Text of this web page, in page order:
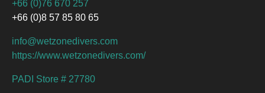
+66 (0)76 670 257
+66 (0)8 57 85 80 65
info@wetzonedivers.com
https://www.wetzonedivers.com/
PADI Store # 27780